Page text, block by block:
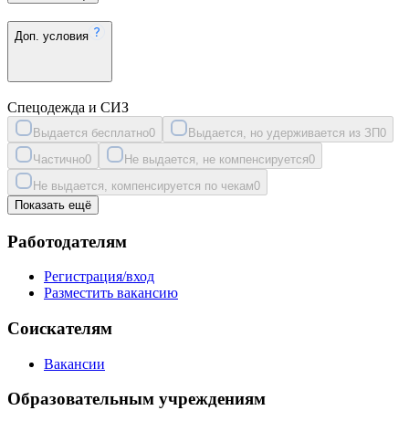
Доп. условия
Спецодежда и СИЗ
Выдается бесплатно0 Выдается, но удерживается из ЗП0
Частично0 Не выдается, не компенсируется0
Не выдается, компенсируется по чекам0
Показать ещё
Работодателям
Регистрация/вход
Разместить вакансию
Соискателям
Вакансии
Образовательным учреждениям